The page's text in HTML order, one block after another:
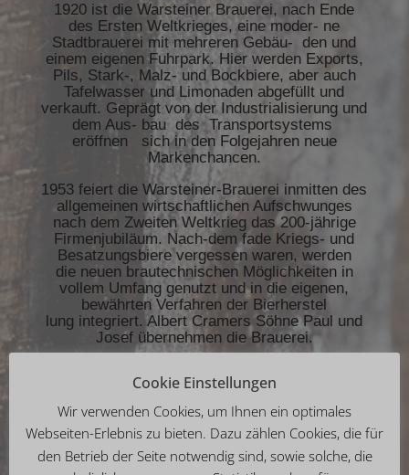
1920 ist die Warsteiner Brauerei, nach Ende
des Ersten Weltkrieges, eine moder- ne
Stadtbrauerei mit mehreren Gebäu- den und
einem eigenen Fuhrpark. Hier werden Exports,
Pils, Stark-, Malz- und Bockbiere, aber auch
Tafelwasser und Limonaden abgefüllt und
verkauft. Geprägt von der Industrialisierung und
dem Aus- bau des Transportsystems
eröffnen sich in den Folgejahren neue
Markenchancen.
1953 feiert die Warsteiner-Brauerei inmitten des
allgemeinen wirtschaftlichen Aufschwunges
nach dem Zweiten Weltkrieg das 200-jährige
Firmenjubiläum. Nach-dem fade Kriegs- und
Besatzungsbiere vergessen waren, werden
die neuen brautechnischen Möglichkeiten in
vollem Umfang genutzt und in die eigenen,
bewährten Verfahren der Bierherstel
lung integriert. Albert Cramers Söhne Paul und
Josef übernehmen die Brauerei.
deutschen Großbrauereien. Am Jahresende ist
die magische 100.000-hl-Marke erstmals
überschritten. 1972 liegt der Jahresausstoß
bereits bei rund 500.000 Hektolitern.
1976 sind die Kapazitäten der Warsteiner
Cookie Einstellungen
Wir verwenden Cookies, um Ihnen ein optimales
Webseiten-Erlebnis zu bieten. Dazu zählen Cookies, die für
den Betrieb der Seite notwendig sind, sowie solche, die